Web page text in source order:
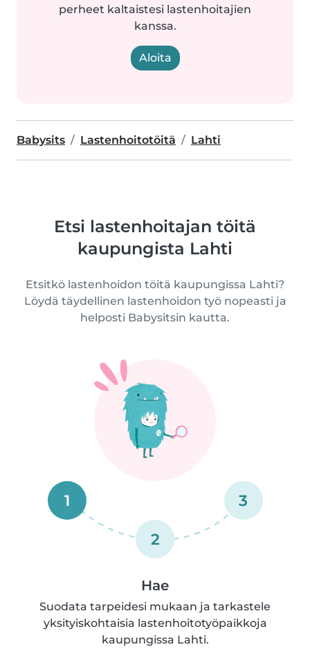
perheet kaltaistesi lastenhoitajien
kanssa.
Aloita
Babysits Lastenhoitotöitä Lahti
Etsi lastenhoitajan töitä
kaupungista Lahti
Etsitkö lastenhoidon töitä kaupungissa Lahti?
Löydä täydellinen lastenhoidon työ nopeasti ja
helposti Babysitsin kautta.
1
2
3
Hae
Suodata tarpeidesi mukaan ja tarkastele
yksityiskohtaisia lastenhoitotyöpaikkoja
kaupungissa Lahti.